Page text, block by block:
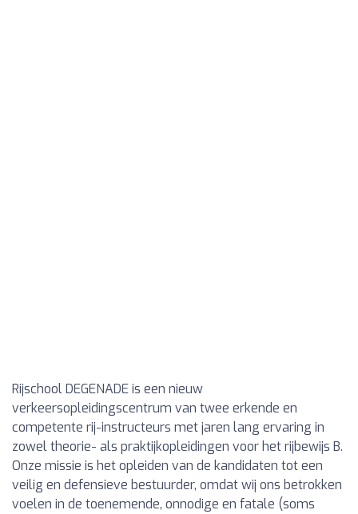
Rijschool DEGENADE is een nieuw
verkeersopleidingscentrum van twee erkende en
competente rij-instructeurs met jaren lang ervaring in
zowel theorie- als praktijkopleidingen voor het rijbewijs B.
Onze missie is het opleiden van de kandidaten tot een
veilig en defensieve bestuurder, omdat wij ons betrokken
voelen in de toenemende, onnodige en fatale (soms